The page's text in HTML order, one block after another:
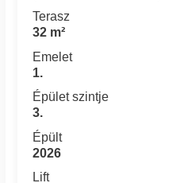
Terasz
32 m²
Emelet
1.
Épület szintje
3.
Épült
2026
Lift